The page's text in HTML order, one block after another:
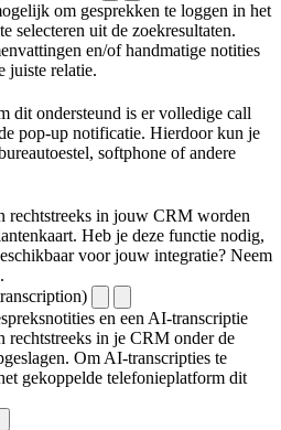
om gesprekken te loggen in het
selecteren uit de zoekresultaten.
en/of handmatige notities
juiste relatie.
dit ondersteund is er volledige call
pop-up notificatie. Hierdoor kun je
softphone of andere
rechtstreeks in jouw CRM worden
Heb je deze functie nodig,
voor jouw integratie? Neem
en een AI-transcriptie
rechtstreeks in je CRM onder de
Om AI-transcripties te
gekoppelde telefonieplatform dit